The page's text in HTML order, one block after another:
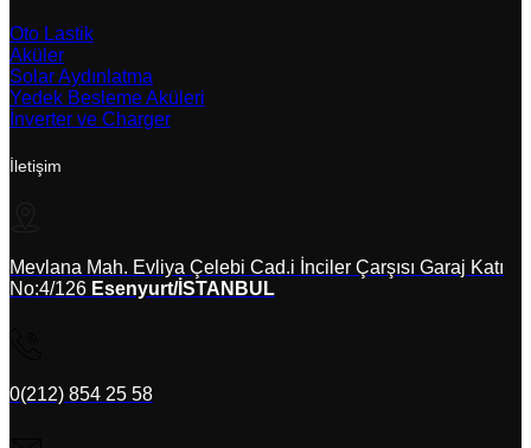
Oto Lastik
Aküler
Solar Aydınlatma
Yedek Besleme Aküleri
İnverter ve Charger
İletişim
Mevlana Mah. Evliya Çelebi Cad.i İnciler Çarşısı Garaj Katı
No:4/126 Esenyurt/İSTANBUL
0(212) 854 25 58